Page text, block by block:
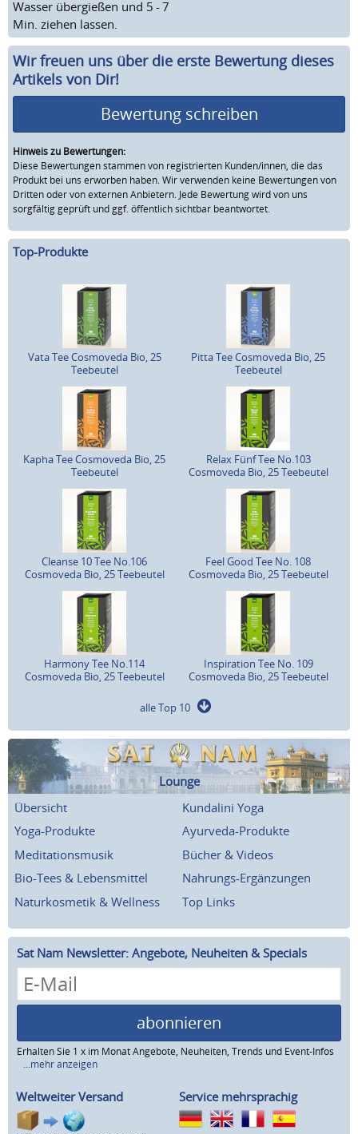
Wasser übergießen und 5 - 7
Min. ziehen lassen.
Wir freuen uns über die erste Bewertung dieses
Artikels von Dir!
Bewertung schreiben
Hinweis zu Bewertungen:
Diese Bewertungen stammen von registrierten Kunden/innen, die das
Produkt bei uns erworben haben. Wir verwenden keine Bewertungen von
Dritten oder von externen Anbietern. Jede Bewertung wird von uns
sorgfältig geprüft und ggf. öffentlich sichtbar beantwortet.
Top-Produkte
Vata Tee Cosmoveda Bio, 25
Teebeutel
Pitta Tee Cosmoveda Bio, 25
Teebeutel
Kapha Tee Cosmoveda Bio, 25
Teebeutel
Relax Fünf Tee No.103
Cosmoveda Bio, 25 Teebeutel
Cleanse 10 Tee No.106
Cosmoveda Bio, 25 Teebeutel
Feel Good Tee No. 108
Cosmoveda Bio, 25 Teebeutel
Harmony Tee No.114
Cosmoveda Bio, 25 Teebeutel
Inspiration Tee No. 109
Cosmoveda Bio, 25 Teebeutel
alle Top 10
Lounge
Übersicht
Kundalini Yoga
Yoga-Produkte
Ayurveda-Produkte
Meditationsmusik
Bücher & Videos
Bio-Tees & Lebensmittel
Nahrungs-Ergänzungen
Naturkosmetik & Wellness
Top Links
Sat Nam Newsletter: Angebote, Neuheiten & Specials
abonnieren
Erhalten Sie 1 x im Monat Angebote, Neuheiten, Trends und Event-Infos
...mehr anzeigen
Weltweiter Versand Service mehrsprachig